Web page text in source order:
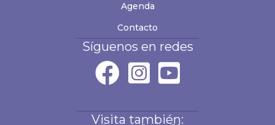
Agenda
Contacto
Síguenos en redes
Visita también: